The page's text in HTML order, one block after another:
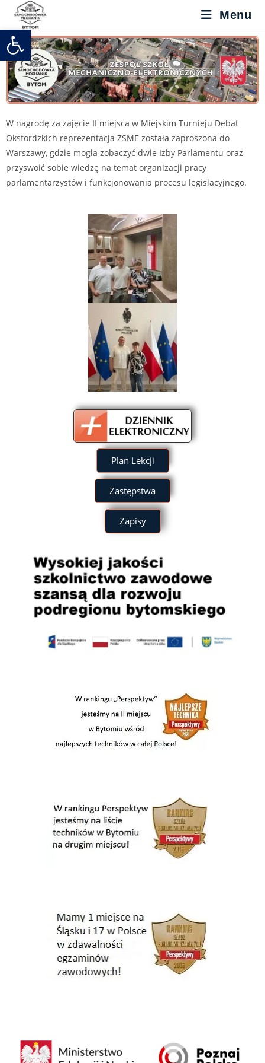
Otwórz pasek narzędzi
Menu
W nagrodę za zajęcie II miejsca w Miejskim Turnieju Debat
Oksfordzkich reprezentacja ZSME została zaproszona do
Warszawy, gdzie mogła zobaczyć dwie Izby Parlamentu oraz
przyswoić sobie wiedzę na temat organizacji pracy
parlamentarzystów i funkcjonowania procesu legislacyjnego.
Plan Lekcji
Zastępstwa
Zapisy